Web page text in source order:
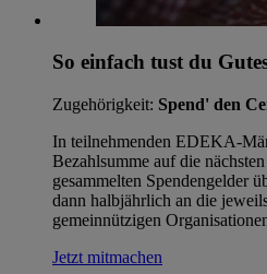
So einfach tust du
Zugehörigkeit: Spend' den
In teilnehmenden EDEKA-
Bezahlsumme auf die
gesammelten Spendengelder
dann halbjährlich an die
gemeinnützigen
Jetzt mitmachen